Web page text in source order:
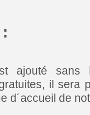
ajouté
il sera
d´accueil de